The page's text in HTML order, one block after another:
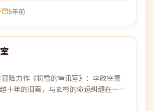
5年前
险力作《初雪的审讯室》：李政宰意
十年的旧案，与玄彬的命运纠缠在一
中更加危险。